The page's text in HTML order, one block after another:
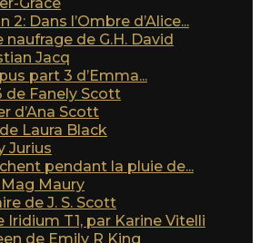
2: Dans l’Ombre d’Alice...
de G.H. David
Jacq
part 3 d’Emma...
de Fanely Scott
d’Ana Scott
Laura Black
Jurius
pendant la pluie de...
Maury
de J. S. Scott
Iridium T1, par Karine Vitelli
de Emily R King